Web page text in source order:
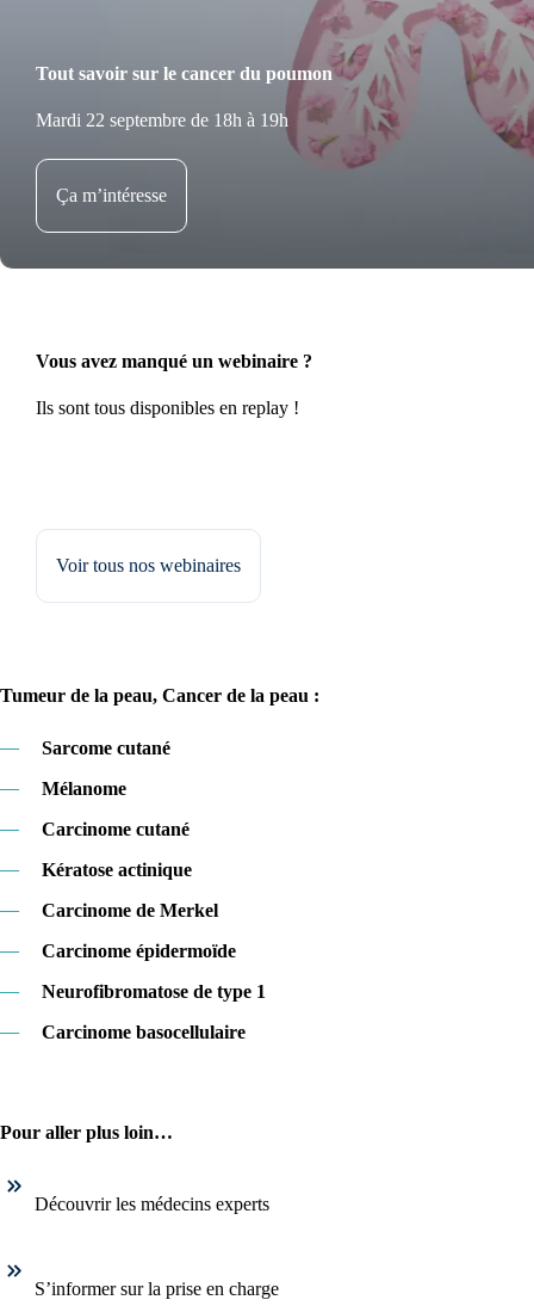
Tout savoir sur le cancer du poumon
Mardi 22 septembre de 18h à 19h
Ça m’intéresse
Vous avez manqué un webinaire ?
Ils sont tous disponibles en replay !
Voir tous nos webinaires
Tumeur de la peau, Cancer de la peau :
—
Sarcome cutané
—
Mélanome
—
Carcinome cutané
—
Kératose actinique
—
Carcinome de Merkel
—
Carcinome épidermoïde
—
Neurofibromatose de type 1
—
Carcinome basocellulaire
Pour aller plus loin…
Découvrir les médecins experts
S’informer sur la prise en charge